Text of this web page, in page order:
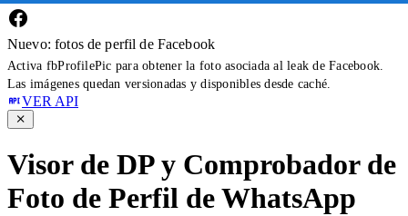
Nuevo: fotos de perfil de Facebook
Activa fbProfilePic para obtener la foto asociada al leak de Facebook.
Las imágenes quedan versionadas y disponibles desde caché.
VER API
Visor de DP y Comprobador de
Foto de Perfil de WhatsApp